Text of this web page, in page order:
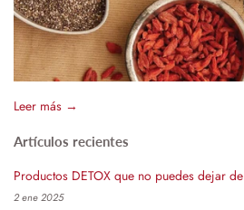
Leer más →
Artículos recientes
Productos DETOX que no puedes dejar
2 ene 2025